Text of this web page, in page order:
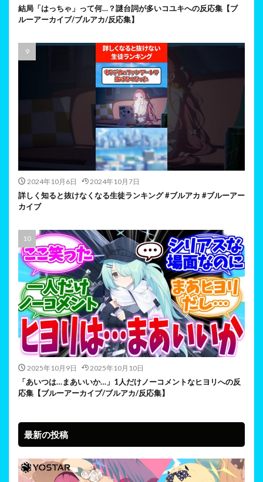
結局「はっちゃ」って何…？謎台詞が多いコユキへの反応集【ブ
ルーアーカイブ/ブルアカ/反応集】
2024年10月6日 2024年10月7日
詳しく知ると抜けなくなる生徒ランキング #ブルアカ #ブルーアー
カイブ
2025年10月9日 2025年10月10日
「あいつは…まあいいか…」1人だけノーコメントなヒヨリへの反
応集【ブルーアーカイブ/ブルアカ/反応集】
最新の投稿